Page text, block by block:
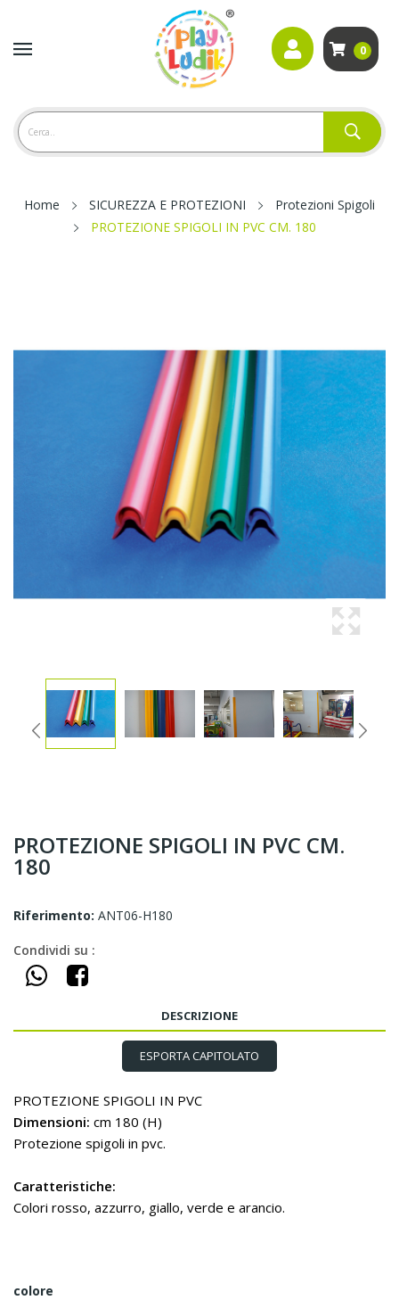
0
Home SICUREZZA E PROTEZIONI
Protezioni Spigoli
PROTEZIONE SPIGOLI IN PVC CM. 180
PROTEZIONE SPIGOLI IN PVC CM.
180
Riferimento: ANT06-H180
Condividi su :
DESCRIZIONE
ESPORTA CAPITOLATO
PROTEZIONE SPIGOLI IN PVC
Dimensioni: cm 180 (H)
Protezione spigoli in pvc.
Caratteristiche:
Colori rosso, azzurro, giallo, verde e arancio.
colore